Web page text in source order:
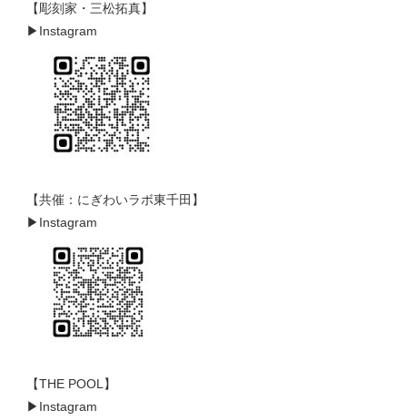
【彫刻家・三松拓真】
▶Instagram
【共催：にぎわいラボ東千田】
▶Instagram
【THE POOL】
▶Instagram